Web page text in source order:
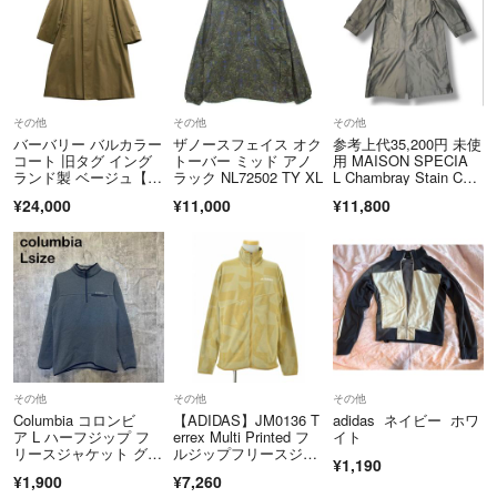
かない小さなダメージ、わずかな汚れなどがある恐れがありますのでご了
承ください。
GOODENOUGH 初期 名作 HIROSHI FUJIWARA RIDERS JACKET ライ
ダース
SEXPERIENCE セクスペリエンス
A BATHING APE エイプ 00's レアカラー y2k
GE NEIGHBOR HOOD ネイバーフッドsupreme シュプリーム stussy ス
テューシー wtaps ダブルタップス UNDER COVER アンダーカバー reco
n リーコン subware サブウェア fragment design フラグメント ELECTRI
C COTTAGE エレクトリックコテージ 藤原ヒロシ kaws カウズ 原宿 裏
原 裏原系 アーカイブ 90年 90s 00s
supreme リーバイス ヴィンテージ ビンテージ 古着 ナイキ NIKE ステ
ゥーシー 原宿系 ストリート レトロ ヴィンテージ
その他
バーバリー バルカラー
コート 旧タグ イング
ランド製 ベージュ【A
¥24,000
その他
ザノースフェイス オク
トーバー ミッド アノ
ラック NL72502 TY XL
¥11,000
その他
参考上代35,200円 未使
用 MAISON SPECIA
L Chambray Stain Coll
ステンカラーコート ロ
シャル 2123216510
2 シルバー F （288M
G）
¥11,800
その他
Columbia コロンビ
ア L ハーフジップ フ
リースジャケット グレ
ゴ ボアフリース アウ
¥1,900
その他
【ADIDAS】JM0136 T
errex Multi Printed フ
ルジップフリースジャ
¥7,260
その他
adidas ネイビー ホワ
イト
¥1,190